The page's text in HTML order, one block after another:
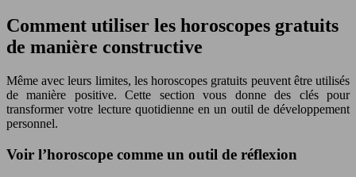
Comment utiliser les horoscopes gratuits
de manière constructive
Même avec leurs limites, les horoscopes gratuits peuvent être utilisés
de manière positive. Cette section vous donne des clés pour
transformer votre lecture quotidienne en un outil de développement
personnel.
Voir l’horoscope comme un outil de réflexion